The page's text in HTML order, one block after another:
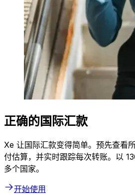
正确的国际汇款
Xe 让国际汇款变得简单。预先查看
付估算，并实时跟踪每次转账。以
多个国家。
开始使用